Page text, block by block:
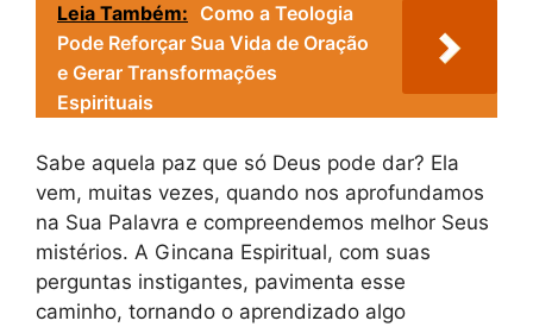
Leia Também: Como a Teologia
Pode Reforçar Sua Vida de Oração
e Gerar Transformações
Espirituais
Sabe aquela paz que só Deus pode dar? Ela
vem, muitas vezes, quando nos aprofundamos
na Sua Palavra e compreendemos melhor Seus
mistérios. A Gincana Espiritual, com suas
perguntas instigantes, pavimenta esse
caminho, tornando o aprendizado algo